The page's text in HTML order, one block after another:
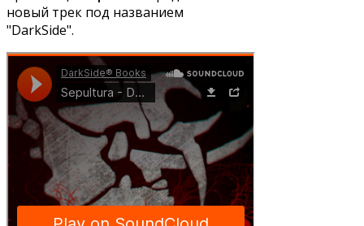
новый трек под названием
"DarkSide".